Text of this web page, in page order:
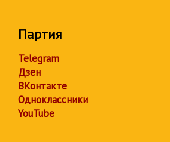
Партия
Telegram
Дзен
ВКонтакте
Одноклассники
YouTube